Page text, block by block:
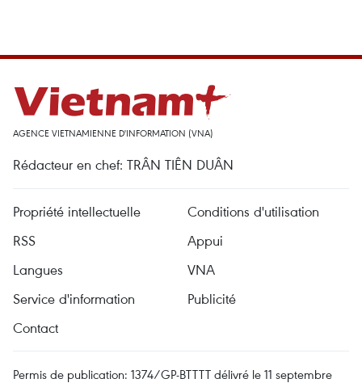
AGENCE VIETNAMIENNE D'INFORMATION (VNA)
Rédacteur en chef: TRÂN TIÊN DUÂN
Propriété intellectuelle
Conditions d'utilisation
RSS
Appui
Langues
VNA
Service d'information
Publicité
Contact
Permis de publication: 1374/GP-BTTTT délivré le 11 septembre